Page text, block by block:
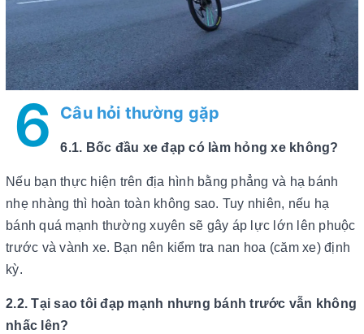
6 Câu hỏi thường gặp
6.1. Bốc đầu xe đạp có làm hỏng xe không?
Nếu bạn thực hiện trên địa hình bằng phẳng và hạ bánh
nhẹ nhàng thì hoàn toàn không sao. Tuy nhiên, nếu hạ
bánh quá mạnh thường xuyên sẽ gây áp lực lớn lên phuộc
trước và vành xe. Bạn nên kiểm tra nan hoa (căm xe) định
kỳ.
2.2. Tại sao tôi đạp mạnh nhưng bánh trước vẫn không
nhấc lên?